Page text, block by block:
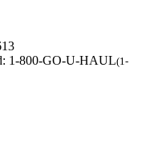
1-800-GO-U-HAUL(1-